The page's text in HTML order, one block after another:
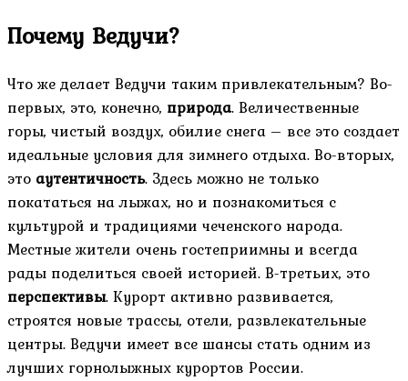
Почему Ведучи?
Что же делает Ведучи таким привлекательным? Во-
первых, это, конечно, природа. Величественные
горы, чистый воздух, обилие снега – все это создает
идеальные условия для зимнего отдыха. Во-вторых,
это аутентичность. Здесь можно не только
покататься на лыжах, но и познакомиться с
культурой и традициями чеченского народа.
Местные жители очень гостеприимны и всегда
рады поделиться своей историей. В-третьих, это
перспективы. Курорт активно развивается,
строятся новые трассы, отели, развлекательные
центры. Ведучи имеет все шансы стать одним из
лучших горнолыжных курортов России.